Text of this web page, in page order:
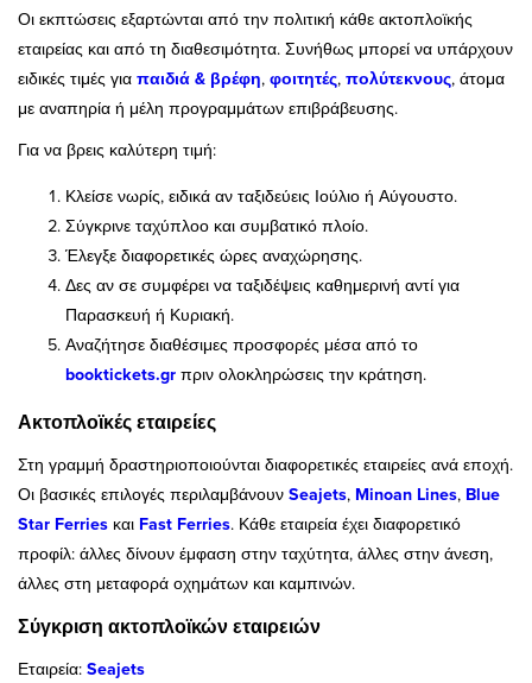
Οι εκπτώσεις εξαρτώνται από την πολιτική κάθε ακτοπλοϊκής
εταιρείας και από τη διαθεσιμότητα. Συνήθως μπορεί να υπάρχουν
ειδικές τιμές για παιδιά & βρέφη, φοιτητές, πολύτεκνους, άτομα
με αναπηρία ή μέλη προγραμμάτων επιβράβευσης.
Για να βρεις καλύτερη τιμή:
Κλείσε νωρίς, ειδικά αν ταξιδεύεις Ιούλιο ή Αύγουστο.
Σύγκρινε ταχύπλοο και συμβατικό πλοίο.
Έλεγξε διαφορετικές ώρες αναχώρησης.
Δες αν σε συμφέρει να ταξιδέψεις καθημερινή αντί για
Παρασκευή ή Κυριακή.
Αναζήτησε διαθέσιμες προσφορές μέσα από το
booktickets.gr πριν ολοκληρώσεις την κράτηση.
Ακτοπλοϊκές εταιρείες
Στη γραμμή δραστηριοποιούνται διαφορετικές εταιρείες ανά εποχή.
Οι βασικές επιλογές περιλαμβάνουν Seajets, Minoan Lines, Blue
Star Ferries και Fast Ferries. Κάθε εταιρεία έχει διαφορετικό
προφίλ: άλλες δίνουν έμφαση στην ταχύτητα, άλλες στην άνεση,
άλλες στη μεταφορά οχημάτων και καμπινών.
Σύγκριση ακτοπλοϊκών εταιρειών
Εταιρεία: Seajets